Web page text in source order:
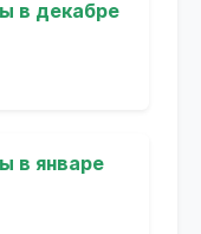
в декабре
в январе